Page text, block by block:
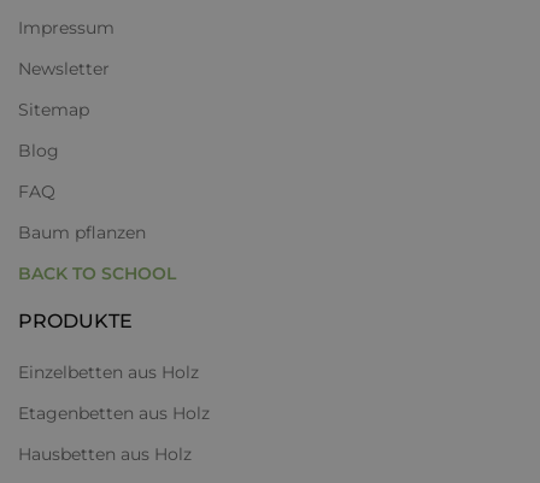
Impressum
Newsletter
Sitemap
Blog
FAQ
Baum pflanzen
BACK TO SCHOOL
PRODUKTE
Einzelbetten aus Holz
Etagenbetten aus Holz
Hausbetten aus Holz